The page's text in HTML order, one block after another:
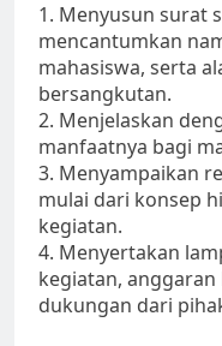
1. Menyusun surat
mencantumkan
mahasiswa, serta
bersangkutan.
2. Menjelaskan
manfaatnya bagi
3. Menyampaikan
mulai dari konsep
kegiatan.
4. Menyertakan
kegiatan,
dukungan dari